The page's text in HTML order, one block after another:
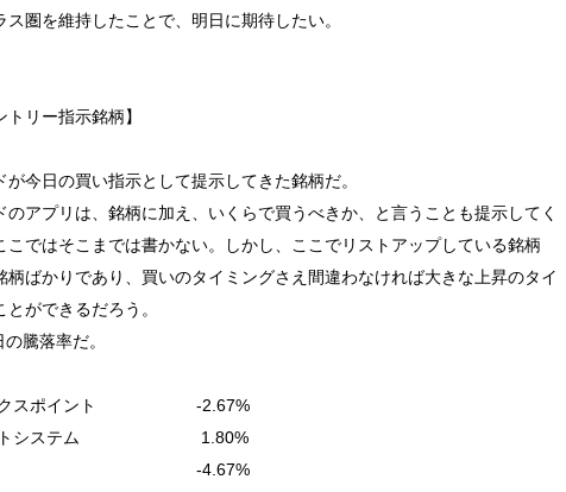
ス圏を維持したことで、明日に期待したい。
トリー指示銘柄】
が今日の買い指示として提示してきた銘柄だ。
のアプリは、銘柄に加え、いくらで買うべきか、と言うことも提示してく
こではそこまでは書かない。しかし、ここでリストアップしている銘柄
柄ばかりであり、買いのタイミングさえ間違わなければ大きな上昇のタイ
ができるだろう。
騰落率だ。
クスポイント -2.67%
トシステム 1.80%
ＣＪ -4.67%